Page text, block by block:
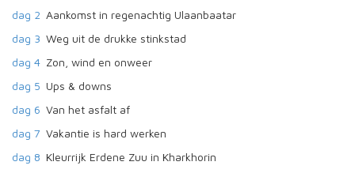
dag 2 Aankomst in regenachtig Ulaanbaatar
dag 3 Weg uit de drukke stinkstad
dag 4 Zon, wind en onweer
dag 5 Ups & downs
dag 6 Van het asfalt af
dag 7 Vakantie is hard werken
dag 8 Kleurrijk Erdene Zuu in Kharkhorin